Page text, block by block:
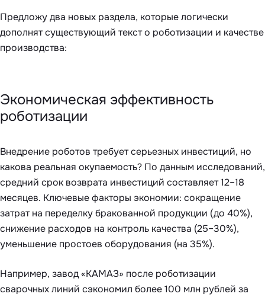
Предложу два новых раздела, которые логически
дополнят существующий текст о роботизации и качестве
производства:
Экономическая эффективность
роботизации
Внедрение роботов требует серьезных инвестиций, но
какова реальная окупаемость? По данным исследований,
средний срок возврата инвестиций составляет 12–18
месяцев. Ключевые факторы экономии: сокращение
затрат на переделку бракованной продукции (до 40%),
снижение расходов на контроль качества (25–30%),
уменьшение простоев оборудования (на 35%).
Например, завод «КАМАЗ» после роботизации
сварочных линий сэкономил более 100 млн рублей за